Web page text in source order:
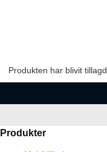
Produkten har blivit
Produkter